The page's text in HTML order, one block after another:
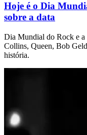
Hoje é o Dia
sobre a data
Dia Mundial do Rock e a
Collins, Queen, Bob
história.